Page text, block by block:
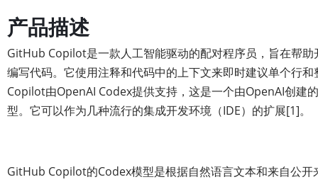
产品描述
GitHub Copilot是一款人工智能驱动的配对程序员，旨在帮助
编写代码。它使用注释和代码中的上下文来即时建议单个行
Copilot由OpenAI Codex提供支持，这是一个由OpenAI创建
型。它可以作为几种流行的集成开发环境（IDE）的扩展[1]。
GitHub Copilot的Codex模型是根据自然语言文本和来自公开